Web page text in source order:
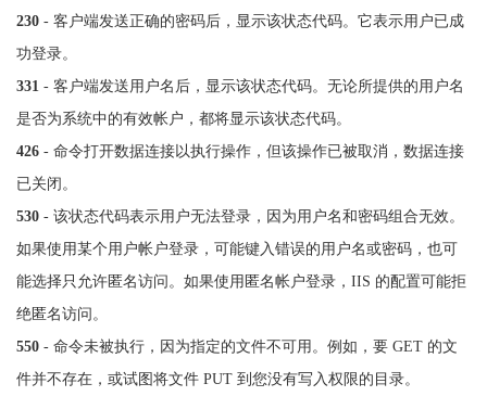
230 - 客户端发送正确的密码后，显示该状态代码。它表示用户已成
功登录。
331 - 客户端发送用户名后，显示该状态代码。无论所提供的用户名
是否为系统中的有效帐户，都将显示该状态代码。
426 - 命令打开数据连接以执行操作，但该操作已被取消，数据连接
已关闭。
530 - 该状态代码表示用户无法登录，因为用户名和密码组合无效。
如果使用某个用户帐户登录，可能键入错误的用户名或密码，也可
能选择只允许匿名访问。如果使用匿名帐户登录，IIS 的配置可能拒
绝匿名访问。
550 - 命令未被执行，因为指定的文件不可用。例如，要 GET 的文
件并不存在，或试图将文件 PUT 到您没有写入权限的目录。